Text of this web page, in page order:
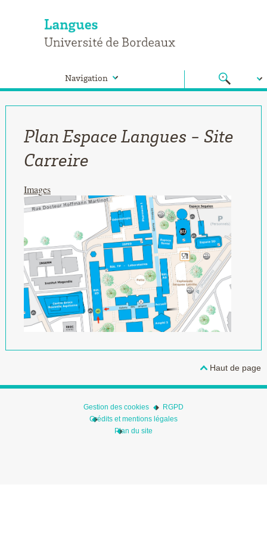
Navigation
Plan Espace Langues - Site
Carreire
Images
Haut de page
Gestion des cookies
RGPD
Crédits et mentions légales
Plan du site